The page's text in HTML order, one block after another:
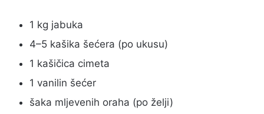
1 kg jabuka
4–5 kašika šećera (po ukusu)
1 kašičica cimeta
1 vanilin šećer
šaka mljevenih oraha (po želji)